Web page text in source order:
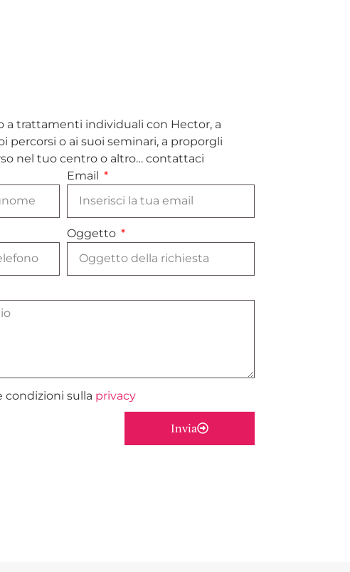
a trattamenti individuali con Hector, a
percorsi o ai suoi seminari, a proporgli
nel tuo centro o altro… contattaci
Email
Oggetto
condizioni sulla privacy
Invia